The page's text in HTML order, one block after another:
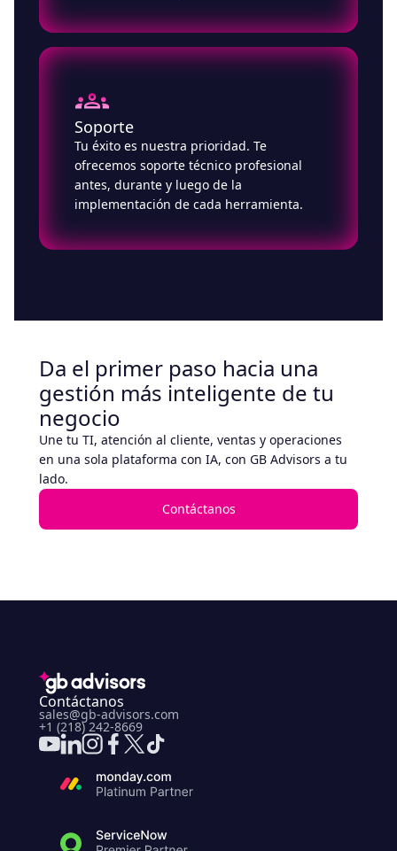
Soporte
Tu éxito es nuestra prioridad. Te
ofrecemos soporte técnico profesional
antes, durante y luego de la
implementación de cada herramienta.
Da el primer paso hacia una
gestión más inteligente de tu
negocio
Une tu TI, atención al cliente, ventas y operaciones
en una sola plataforma con IA, con GB Advisors a tu
lado.
Contáctanos
Contáctanos
sales@gb-advisors.com
+1 (218) 242-8669